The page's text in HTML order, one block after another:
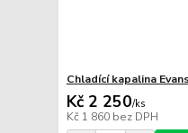
Chladící kapalina
Kč 2 250/ks
Kč 1 860 bez DPH